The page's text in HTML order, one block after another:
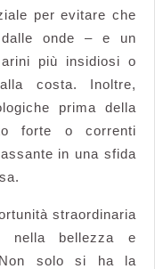
per evitare che
onde – e un
più insidiosi o
costa. Inoltre,
prima della
forte o correnti
in una sfida
straordinaria
nella bellezza e
Non solo si ha la